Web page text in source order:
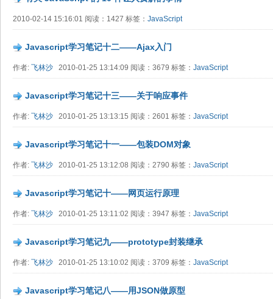
2010-02-14 15:16:01 阅读：1427 标签： JavaScript
Javascript学习笔记十二——Ajax入门
作者: 飞林沙 2010-01-25 13:14:09 阅读：3679 标签： JavaScript
Javascript学习笔记十三——关于响应事件
作者: 飞林沙 2010-01-25 13:13:15 阅读：2601 标签： JavaScript
Javascript学习笔记十一——包装DOM对象
作者: 飞林沙 2010-01-25 13:12:08 阅读：2790 标签： JavaScript
Javascript学习笔记十——网页运行原理
作者: 飞林沙 2010-01-25 13:11:02 阅读：3947 标签： JavaScript
Javascript学习笔记九——prototype封装继承
作者: 飞林沙 2010-01-25 13:10:02 阅读：3709 标签： JavaScript
Javascript学习笔记八——用JSON做原型